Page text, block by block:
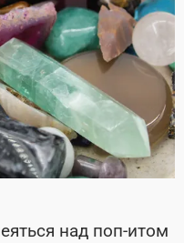
над поп-итом